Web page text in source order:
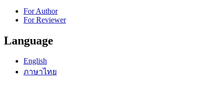
For Author
For Reviewer
Language
English
ภาษาไทย